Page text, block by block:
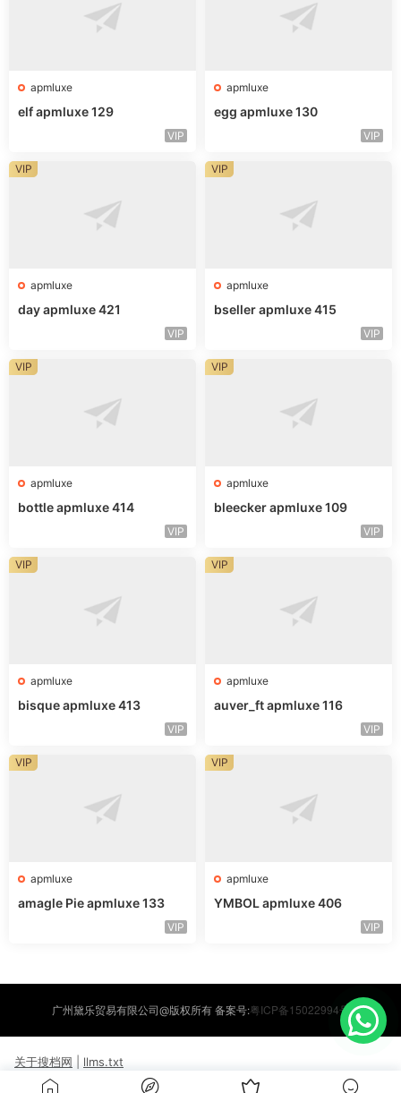
apmluxe
elf apmluxe 129
VIP
apmluxe
egg apmluxe 130
VIP
apmluxe
day apmluxe 421
VIP
VIP
apmluxe
bseller apmluxe 415
VIP
VIP
apmluxe
bottle apmluxe 414
VIP
VIP
apmluxe
bleecker apmluxe 109
VIP
VIP
apmluxe
bisque apmluxe 413
VIP
VIP
apmluxe
auver_ft apmluxe 116
VIP
VIP
apmluxe
amagle Pie apmluxe 133
VIP
VIP
apmluxe
YMBOL apmluxe 406
VIP
VIP
广州黛乐贸易有限公司@版权所有 备案号:粤ICP备15022994号
关于搜档网 llms.txt